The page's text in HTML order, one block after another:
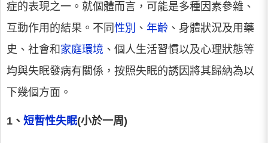
症的表現之一。就個體而言，可能是多種因素參雜、
互動作用的結果。不同 性別 、 年齡 、身體狀況及用藥
史、社會和 家庭環境 、個人生活習慣以及心理狀態等
均與失眠發病有關係，按照失眠的誘因將其歸納為以
下幾個方面。
1、 短暫性失眠(小於一周)